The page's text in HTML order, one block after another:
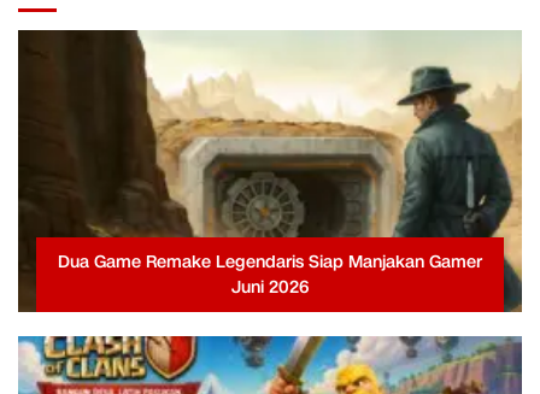
Dua Game Remake Legendaris Siap Manjakan Gamer
Juni 2026